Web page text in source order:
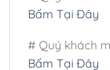
Bấm Tại Đây
# Quý khách
Bấm Tại Đây